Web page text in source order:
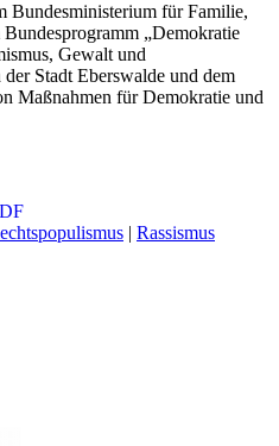
Bundesministerium für Familie,
„Demokratie
Gewalt und
Stadt Eberswalde und dem
Maßnahmen für Demokratie und
| Rassismus